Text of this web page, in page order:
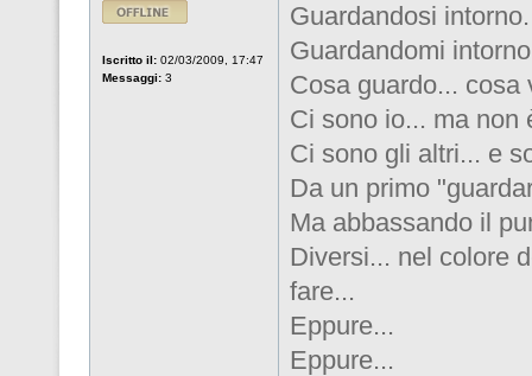
Iscritto il: 02/03/2009, 17:47
Messaggi: 3
Guardandosi
Guardandomi
Cosa guardo... cosa
Ci sono io... ma non
Ci sono gli altri... e
Da un primo
Ma abbassando il
Diversi... nel colore
fare...
Eppure...
Eppure...